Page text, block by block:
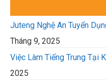
Juteng Nghệ An Tuyển
Tháng 9, 2025
Việc Làm Tiếng Trung Tại
2025